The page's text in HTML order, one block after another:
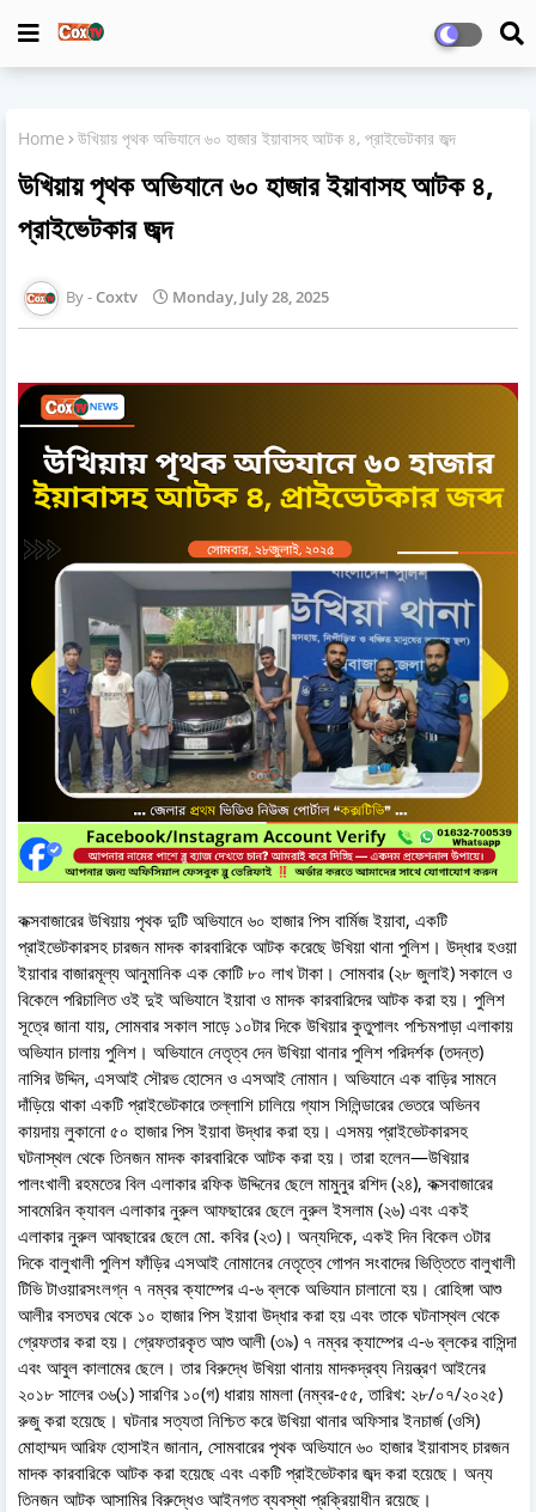
Home উখিয়ায় পৃথক অভিযানে ৬০ হাজার ইয়াবাসহ আটক ৪, প্রাইভেটকার জব্দ
উখিয়ায় পৃথক অভিযানে ৬০ হাজার ইয়াবাসহ আটক ৪,
প্রাইভেটকার জব্দ
Coxtv Monday, July 28, 2025
কক্সবাজারের উখিয়ায় পৃথক দুটি অভিযানে ৬০ হাজার পিস বার্মিজ ইয়াবা, একটি
প্রাইভেটকারসহ চারজন মাদক কারবারিকে আটক করেছে উখিয়া থানা পুলিশ। উদ্ধার হওয়া
ইয়াবার বাজারমূল্য আনুমানিক এক কোটি ৮০ লাখ টাকা। সোমবার (২৮ জুলাই) সকালে ও
বিকেলে পরিচালিত ওই দুই অভিযানে ইয়াবা ও মাদক কারবারিদের আটক করা হয়। পুলিশ
সূত্রে জানা যায়, সোমবার সকাল সাড়ে ১০টার দিকে উখিয়ার কুতুপালং পশ্চিমপাড়া এলাকায়
অভিযান চালায় পুলিশ। অভিযানে নেতৃত্ব দেন উখিয়া থানার পুলিশ পরিদর্শক (তদন্ত)
নাসির উদ্দিন, এসআই সৌরভ হোসেন ও এসআই নোমান। অভিযানে এক বাড়ির সামনে
দাঁড়িয়ে থাকা একটি প্রাইভেটকারে তল্লাশি চালিয়ে গ্যাস সিলিন্ডারের ভেতরে অভিনব
কায়দায় লুকানো ৫০ হাজার পিস ইয়াবা উদ্ধার করা হয়। এসময় প্রাইভেটকারসহ
ঘটনাস্থল থেকে তিনজন মাদক কারবারিকে আটক করা হয়। তারা হলেন—উখিয়ার
পালংখালী রহমতের বিল এলাকার রফিক উদ্দিনের ছেলে মামুনুর রশিদ (২৪), কক্সবাজারের
সাবমেরিন ক্যাবল এলাকার নুরুল আফছারের ছেলে নুরুল ইসলাম (২৬) এবং একই
এলাকার নুরুল আবছারের ছেলে মো. কবির (২৩)। অন্যদিকে, একই দিন বিকেল ৩টার
দিকে বালুখালী পুলিশ ফাঁড়ির এসআই নোমানের নেতৃত্বে গোপন সংবাদের ভিত্তিতে বালুখালী
টিভি টাওয়ারসংলগ্ন ৭ নম্বর ক্যাম্পের এ-৬ ব্লকে অভিযান চালানো হয়। রোহিঙ্গা আশু
আলীর বসতঘর থেকে ১০ হাজার পিস ইয়াবা উদ্ধার করা হয় এবং তাকে ঘটনাস্থল থেকে
গ্রেফতার করা হয়। গ্রেফতারকৃত আশু আলী (৩৯) ৭ নম্বর ক্যাম্পের এ-৬ ব্লকের বাসিন্দা
এবং আবুল কালামের ছেলে। তার বিরুদ্ধে উখিয়া থানায় মাদকদ্রব্য নিয়ন্ত্রণ আইনের
২০১৮ সালের ৩৬(১) সারণির ১০(গ) ধারায় মামলা (নম্বর-৫৫, তারিখ: ২৮/০৭/২০২৫)
রুজু করা হয়েছে। ঘটনার সত্যতা নিশ্চিত করে উখিয়া থানার অফিসার ইনচার্জ (ওসি)
মোহাম্মদ আরিফ হোসাইন জানান, সোমবারের পৃথক অভিযানে ৬০ হাজার ইয়াবাসহ চারজন
মাদক কারবারিকে আটক করা হয়েছে এবং একটি প্রাইভেটকার জব্দ করা হয়েছে। অন্য
তিনজন আটক আসামির বিরুদ্ধেও আইনগত ব্যবস্থা প্রক্রিয়াধীন রয়েছে।